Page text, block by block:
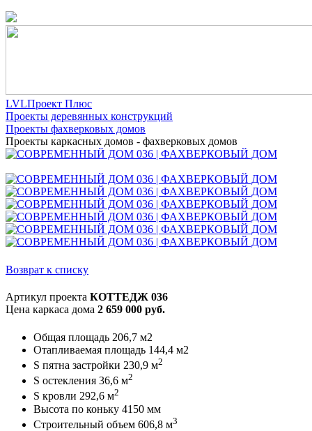
LVLПроект Плюс
Проекты деревянных конструкций
Проекты фахверковых домов
Проекты каркасных домов - фахверковых домов
Возврат к списку
Артикул проекта КОТТЕДЖ 036
Цена каркаса дома 2 659 000 руб.
Общая площадь 206,7 м2
Отапливаемая площадь 144,4 м2
S пятна застройки 230,9 м2
S остекления 36,6 м2
S кровли 292,6 м2
Высота по коньку 4150 мм
Строительный объем 606,8 м3